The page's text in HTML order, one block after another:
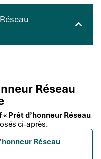
Réseau
Prêt d’honneur Réseau
ci-après.
Réseau